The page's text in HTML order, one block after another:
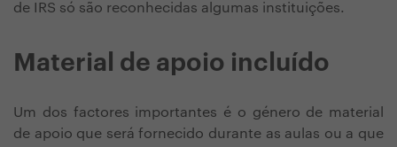
de IRS só são reconhecidas algumas instituições.
Material de apoio incluído
Um dos factores importantes é o género de material
de apoio que será fornecido durante as aulas ou a que